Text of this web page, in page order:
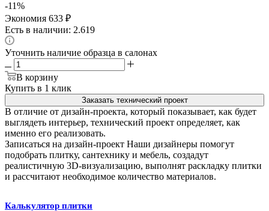
-11%
Экономия 633 ₽
Есть в наличии: 2.619
Уточнить наличие образца в салонах
В корзину
Купить в 1 клик
Заказать технический проект
В отличие от дизайн-проекта, который показывает, как будет
выглядеть интерьер, технический проект определяет, как
именно его реализовать.
Записаться на дизайн-проект Наши дизайнеры помогут
подобрать плитку, сантехнику и мебель, создадут
реалистичную 3D-визуализацию, выполнят раскладку плитки
и рассчитают необходимое количество материалов.
Калькулятор плитки